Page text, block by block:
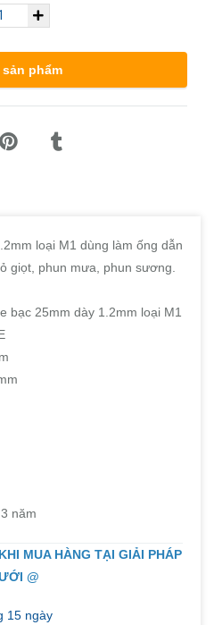
phẩm
loại M1 dùng làm ống dẫn
giọt, phun mưa, phun sương.
25mm dày 1.2mm loại M1
năm
MUA HÀNG TẠI GIẢI PHÁP
@
15 ngày